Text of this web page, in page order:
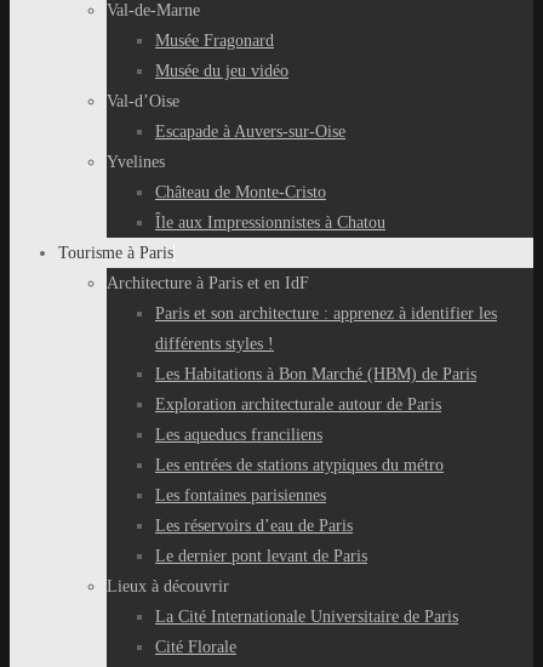
Val-de-Marne
Musée Fragonard
Musée du jeu vidéo
Val-d’Oise
Escapade à Auvers-sur-Oise
Yvelines
Château de Monte-Cristo
Île aux Impressionnistes à Chatou
Tourisme à Paris
Architecture à Paris et en IdF
Paris et son architecture : apprenez à identifier les
différents styles !
Les Habitations à Bon Marché (HBM) de Paris
Exploration architecturale autour de Paris
Les aqueducs franciliens
Les entrées de stations atypiques du métro
Les fontaines parisiennes
Les réservoirs d’eau de Paris
Le dernier pont levant de Paris
Lieux à découvrir
La Cité Internationale Universitaire de Paris
Cité Florale